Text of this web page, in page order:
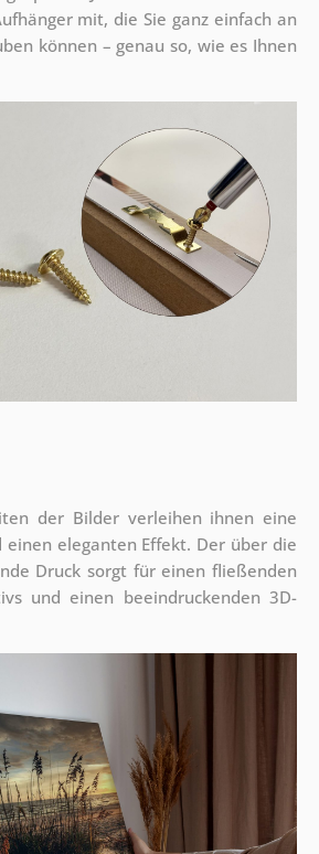
mit, die Sie ganz einfach an
können – genau so, wie es Ihnen
der Bilder verleihen ihnen eine
eleganten Effekt. Der über die
Druck sorgt für einen fließenden
und einen beeindruckenden 3D-